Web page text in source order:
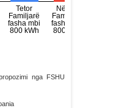
nga FSHU